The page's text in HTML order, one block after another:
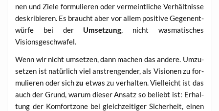
nen und Zie­le for­mu­lie­ren oder ver­meint­li­che Ver­hält­nis­se
deskri­bie­ren. Es braucht aber vor allem posi­ti­ve Gegen­ent­
wür­fe bei der Umset­zung, nicht was­ma­ti­sches
Visionsgeschwafel.
Wenn wir nicht umset­zen, dann machen das ande­re. Umzu­
set­zen ist natür­lich viel anstren­gen­der, als Visio­nen zu for­
mu­lie­ren oder sichzu etwas zu ver­hal­ten. Viel­leicht ist das
auch der Grund, war­um die­ser Ansatz so beliebt ist: Erhal­
tung der Kom­fort­zo­ne bei gleich­zei­ti­ger Sicher­heit, einen